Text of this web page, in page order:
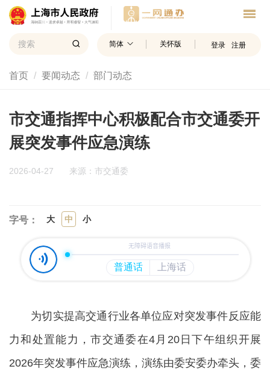
简体 关怀版 登录 注册
首页 要闻动态 部门动态
市交通指挥中心积极配合市交通委开
展突发事件应急演练
2026-04-27 来源：市交通委
字号： 大 中 小
为切实提高交通行业各单位应对突发事件反应能
力和处置能力，市交通委在4月20日下午组织开展
2026年突发事件应急演练，演练由委安委办牵头，委